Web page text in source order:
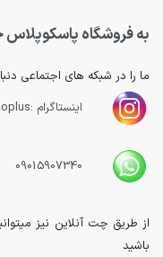
به فروشگاه
ما را در شبکه های اجتماعی
اینستاگرام :paascoplus@
09015907340
از طریق چت آنلاین نیز
باشید